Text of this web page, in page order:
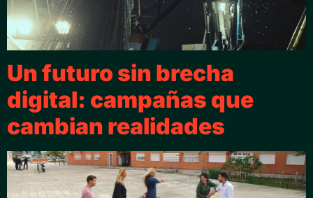
Un futuro sin brecha
digital: campañas que
cambian realidades​